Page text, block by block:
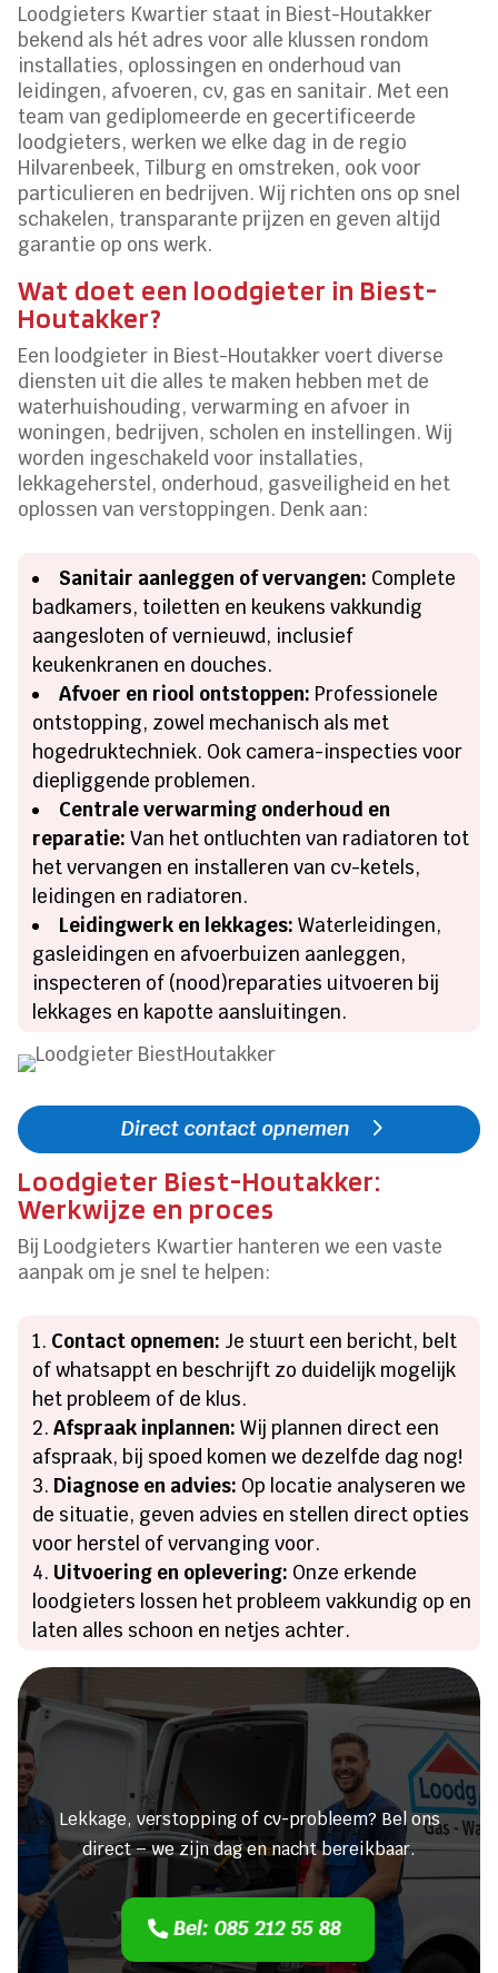
Loodgieters Kwartier staat in Biest-Houtakker
bekend als hét adres voor alle klussen rondom
installaties, oplossingen en onderhoud van
leidingen, afvoeren, cv, gas en sanitair. Met een
team van gediplomeerde en gecertificeerde
loodgieters, werken we elke dag in de regio
Hilvarenbeek, Tilburg en omstreken, ook voor
particulieren en bedrijven. Wij richten ons op snel
schakelen, transparante prijzen en geven altijd
garantie op ons werk.
Wat doet een loodgieter in Biest-
Houtakker?
Een loodgieter in Biest-Houtakker voert diverse
diensten uit die alles te maken hebben met de
waterhuishouding, verwarming en afvoer in
woningen, bedrijven, scholen en instellingen. Wij
worden ingeschakeld voor installaties,
lekkageherstel, onderhoud, gasveiligheid en het
oplossen van verstoppingen. Denk aan:
Sanitair aanleggen of vervangen: Complete
badkamers, toiletten en keukens vakkundig
aangesloten of vernieuwd, inclusief
keukenkranen en douches.
Afvoer en riool ontstoppen: Professionele
ontstopping, zowel mechanisch als met
hogedruktechniek. Ook camera-inspecties voor
diepliggende problemen.
Centrale verwarming onderhoud en
reparatie: Van het ontluchten van radiatoren tot
het vervangen en installeren van cv-ketels,
leidingen en radiatoren.
Leidingwerk en lekkages: Waterleidingen,
gasleidingen en afvoerbuizen aanleggen,
inspecteren of (nood)reparaties uitvoeren bij
lekkages en kapotte aansluitingen.
Direct contact opnemen
Loodgieter Biest-Houtakker:
Werkwijze en proces
Bij Loodgieters Kwartier hanteren we een vaste
aanpak om je snel te helpen:
Contact opnemen: Je stuurt een bericht, belt
of whatsappt en beschrijft zo duidelijk mogelijk
het probleem of de klus.
Afspraak inplannen: Wij plannen direct een
afspraak, bij spoed komen we dezelfde dag nog!
Diagnose en advies: Op locatie analyseren we
de situatie, geven advies en stellen direct opties
voor herstel of vervanging voor.
Uitvoering en oplevering: Onze erkende
loodgieters lossen het probleem vakkundig op en
laten alles schoon en netjes achter.
Heeft u een lekkage of een
verstopping?
Lekkage, verstopping of cv-probleem? Bel ons
direct – we zijn dag en nacht bereikbaar.
Bel: 085 212 55 88